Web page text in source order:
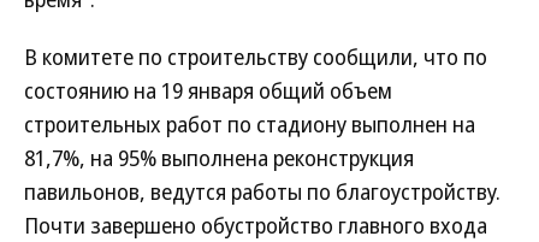
В комитете по строительству сообщили, что по
состоянию на 19 января общий объем
строительных работ по стадиону выполнен на
81,7%, на 95% выполнена реконструкция
павильонов, ведутся работы по благоустройству.
Почти завершено обустройство главного входа